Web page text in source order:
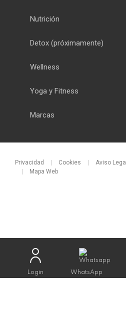
Login WhatsApp
Nutrición
Detox (próximamente)
Wellness
Yoga y Fitness
Marcas
Privacidad | Cookies | Aviso Legal
|
Mapa Web